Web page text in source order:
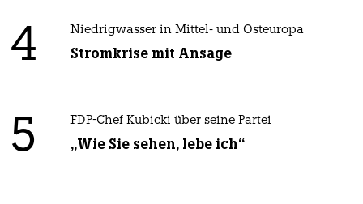
4 Niedrigwasser in Mittel- und Osteuropa
Stromkrise mit Ansage
5 FDP-Chef Kubicki über seine Partei
„Wie Sie sehen, lebe ich“